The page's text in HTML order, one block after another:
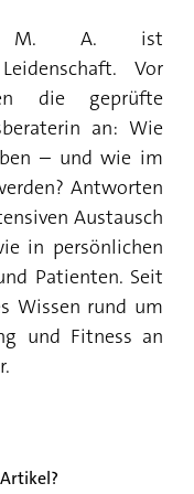
und
Fleisch
um
4 Fakten zu den
für die
für übrig
Diese
M. A. ist
Vor
die geprüfte
an: Wie
– und wie im
Antworten
Austausch
in persönlichen
Patienten. Seit
Wissen rund um
und Fitness an